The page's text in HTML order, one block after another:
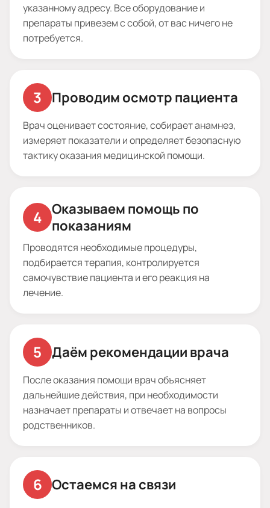
указанному адресу. Все оборудование и
препараты привезем с собой, от вас ничего не
потребуется.
Проводим осмотр пациента
Врач оценивает состояние, собирает анамнез,
измеряет показатели и определяет безопасную
тактику оказания медицинской помощи.
Оказываем помощь по
показаниям
Проводятся необходимые процедуры,
подбирается терапия, контролируется
самочувствие пациента и его реакция на
лечение.
Даём рекомендации врача
После оказания помощи врач объясняет
дальнейшие действия, при необходимости
назначает препараты и отвечает на вопросы
родственников.
Остаемся на связи